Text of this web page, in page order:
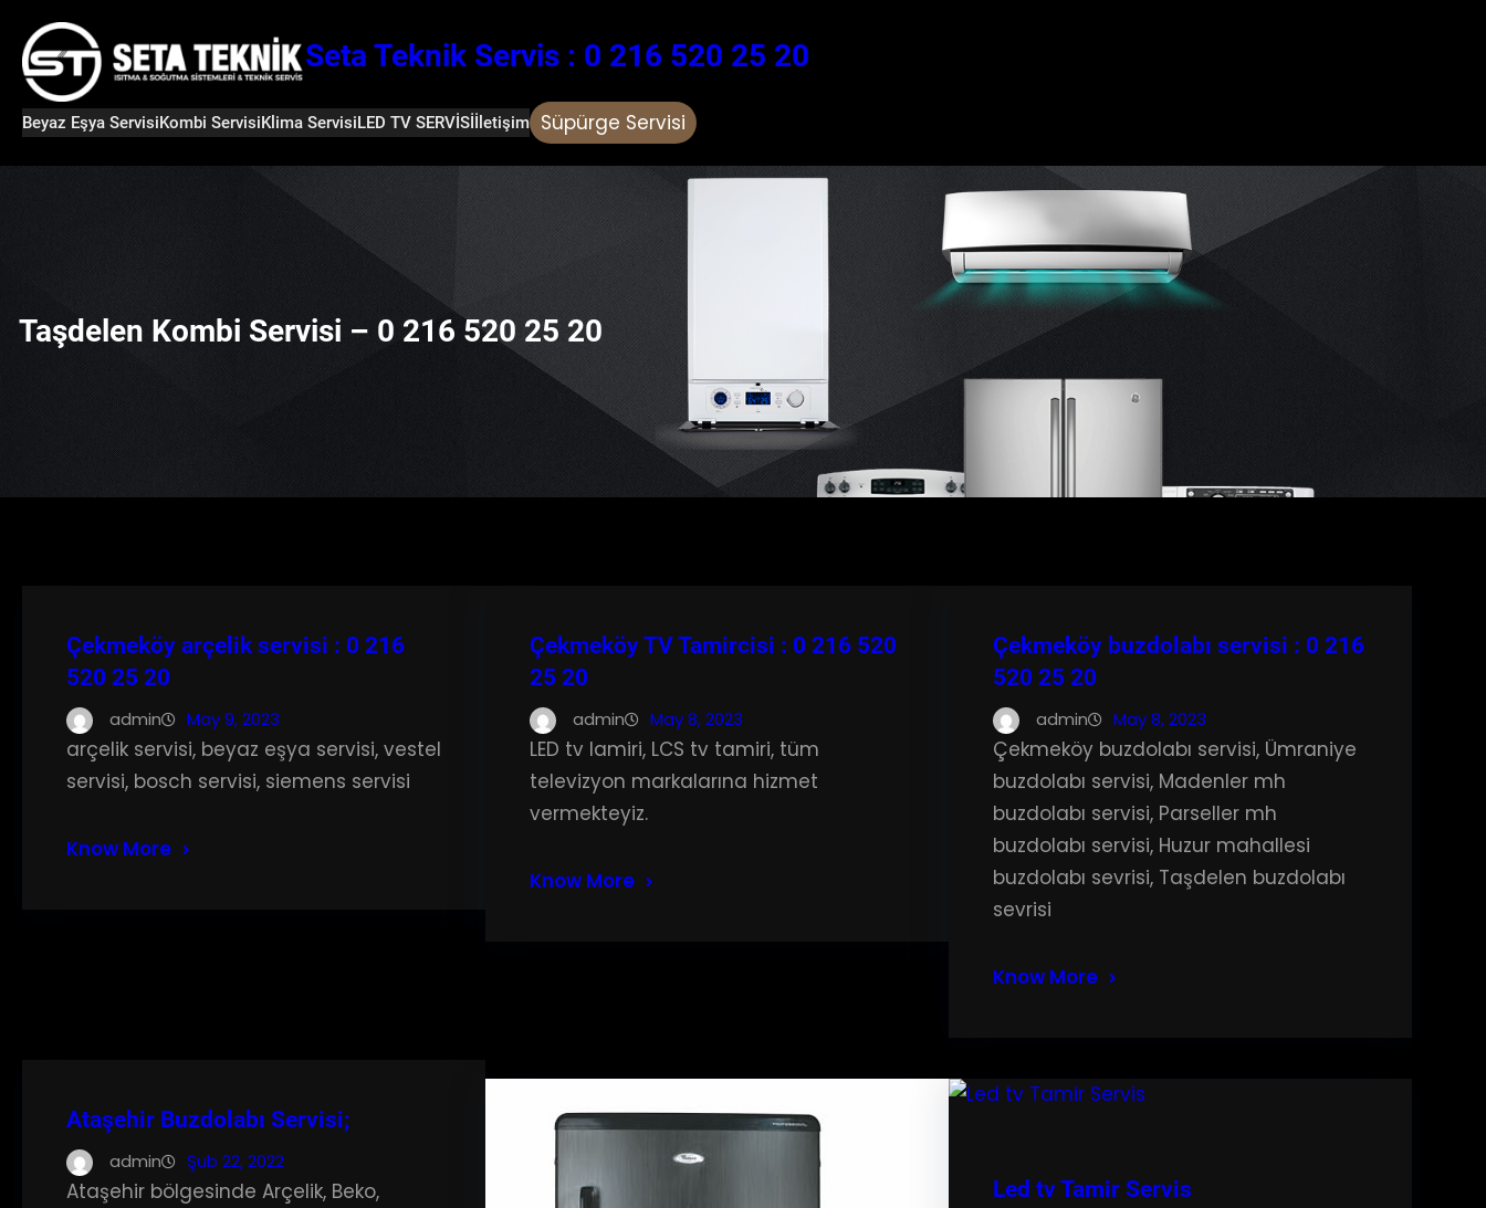
geç
Seta Teknik Servis : 0 216 520 25 20
Beyaz Eşya ServisiKombi ServisiKlima ServisiLED TV SERVİSİİletişim Süpürge Servisi
Taşdelen Kombi Servisi – 0 216 520 25 20
Çekmeköy arçelik servisi : 0 216
520 25 20
admin May 9, 2023
arçelik servisi, beyaz eşya servisi, vestel
servisi, bosch servisi, siemens servisi
Know More
Çekmeköy TV Tamircisi : 0 216 520
25 20
admin May 8, 2023
LED tv lamiri, LCS tv tamiri, tüm
televizyon markalarına hizmet
vermekteyiz.
Know More
Çekmeköy buzdolabı servisi : 0 216
520 25 20
admin May 8, 2023
Çekmeköy buzdolabı servisi, Ümraniye
buzdolabı servisi, Madenler mh
buzdolabı servisi, Parseller mh
buzdolabı servisi, Huzur mahallesi
buzdolabı sevrisi, Taşdelen buzdolabı
sevrisi
Know More
Ataşehir Buzdolabı Servisi;
admin Şub 22, 2022
Ataşehir bölgesinde Arçelik, Beko,
Led tv Tamir Servis